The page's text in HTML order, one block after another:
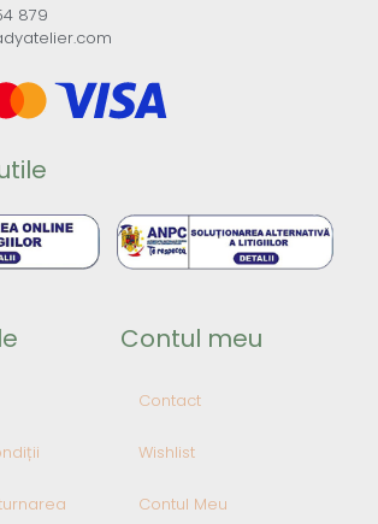
879
Contul meu
Contact
Wishlist
Contul Meu